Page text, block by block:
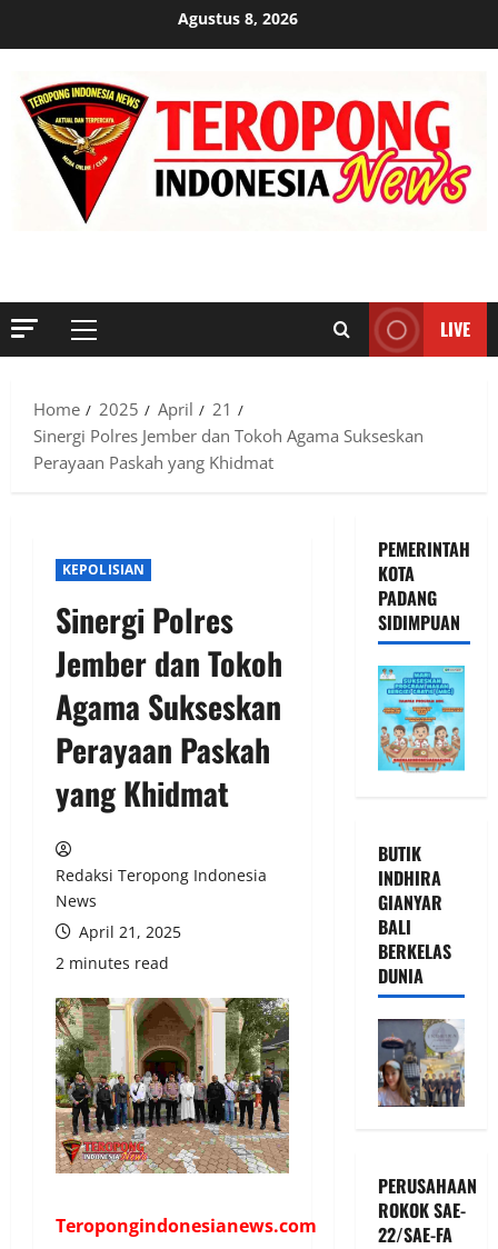
Agustus 8, 2026
Primary
LIVE
Home 2025 April
21
Sinergi Polres Jember dan Tokoh Agama Sukseskan
Perayaan Paskah yang Khidmat
KEPOLISIAN
Sinergi Polres
Jember dan Tokoh
Agama Sukseskan
Perayaan Paskah
yang Khidmat
Redaksi Teropong Indonesia
News
April 21, 2025
2 minutes read
Teropongindonesianews.com
PEMERINTAH
KOTA
PADANG
SIDIMPUAN
BUTIK
INDHIRA
GIANYAR
BALI
BERKELAS
DUNIA
PERUSAHAAN
ROKOK SAE-
22/SAE-FA